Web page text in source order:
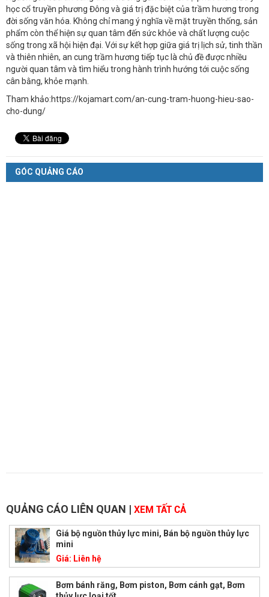
học cổ truyền phương Đông và giá trị đặc biệt của trầm hương trong
đời sống văn hóa. Không chỉ mang ý nghĩa về mặt truyền thống, sản
phẩm còn thể hiện sự quan tâm đến sức khỏe và chất lượng cuộc
sống trong xã hội hiện đại. Với sự kết hợp giữa giá trị lịch sử, tinh thần
và thiên nhiên, an cung trầm hương tiếp tục là chủ đề được nhiều
người quan tâm và tìm hiểu trong hành trình hướng tới cuộc sống
cân bằng, khỏe mạnh.
Tham khảo:https://kojamart.com/an-cung-tram-huong-hieu-sao-
cho-dung/
GÓC QUẢNG CÁO
QUẢNG CÁO LIÊN QUAN | XEM TẤT CẢ
Giá bộ nguồn thủy lực mini, Bán bộ nguồn thủy lực
mini
Giá: Liên hệ
Bơm bánh răng, Bơm piston, Bơm cánh gạt, Bơm